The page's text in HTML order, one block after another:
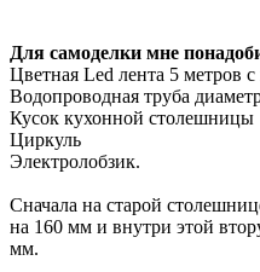
Для самоделки мне
Цветная Led лента 5 метров
Водопроводная труба
Кусок кухонной столешницы
Циркуль
Электролобзик.
Сначала на старой
на 160 мм и внутри этой
мм.